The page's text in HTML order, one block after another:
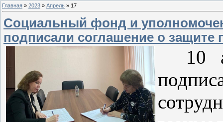
Главная » 2023 » Апрель » 17
Социальный фонд и
подписали соглашение о защите
10